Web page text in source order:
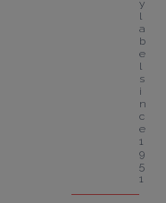
y
l
a
b
e
l
s
i
n
c
e
1
9
5
1